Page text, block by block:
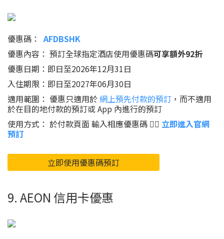
優惠碼：AFDBSHK
優惠內容： 預訂全球指定酒店使用優惠碼可享額外92折
優惠日期：即日至2026年12月31日
入住期限：即日至2027年06月30日
適用範圍： 優惠只適用於網上預先付款的預訂 ，而不適用
於在目的地付款的預訂或 App 內進行的預訂
使用方式： 於付款頁面 輸入相應優惠碼 👉🏻 立即進入官網
預訂
立即使用優惠碼預訂
9. AEON 信用卡優惠